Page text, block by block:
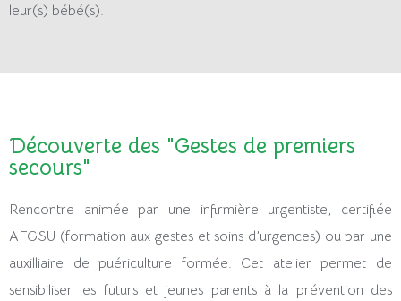
leur(s) bébé(s).
Découverte des "Gestes de premiers
secours"
Rencontre animée par une infirmière urgentiste, certifiée
AFGSU (formation aux gestes et soins d’urgences) ou par une
auxilliaire de puériculture formée. Cet atelier permet de
sensibiliser les futurs et jeunes parents à la prévention des